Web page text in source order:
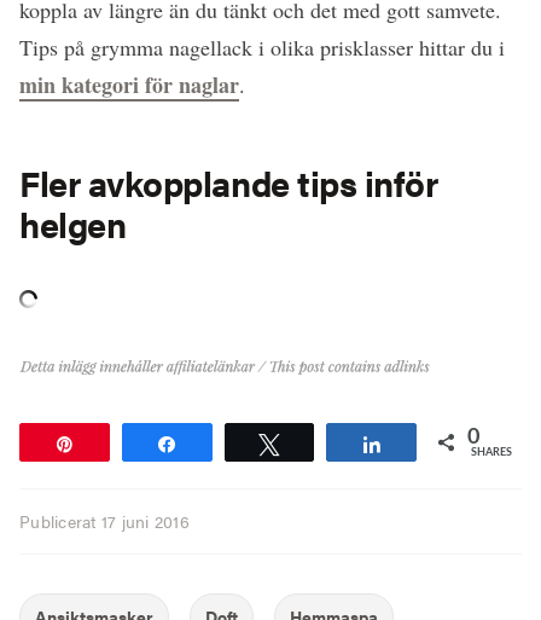
koppla av längre än du tänkt och det med gott samvete.
Tips på grymma nagellack i olika prisklasser hittar du i
min kategori för naglar.
Fler avkopplande tips inför
helgen
Share 0
SHARES
Publicerat 17 juni 2016